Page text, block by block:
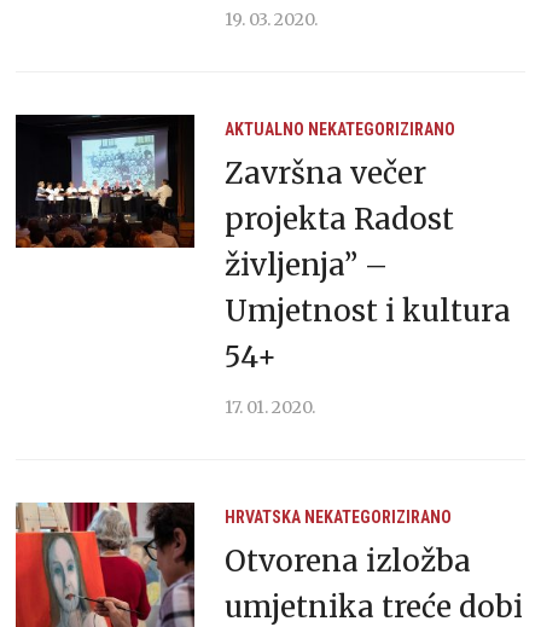
19. 03. 2020.
AKTUALNO NEKATEGORIZIRANO
Završna večer
projekta Radost
življenja” –
Umjetnost i kultura
54+
17. 01. 2020.
HRVATSKA NEKATEGORIZIRANO
Otvorena izložba
umjetnika treće dobi